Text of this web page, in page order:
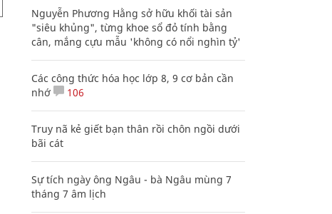
Nguyễn Phương Hằng sở hữu khối tài sản
"siêu khủng", từng khoe sổ đỏ tính bằng
cân, mắng cựu mẫu 'không có nổi nghìn tỷ'
Các công thức hóa học lớp 8, 9 cơ bản cần
nhớ
106
Truy nã kẻ giết bạn thân rồi chôn ngồi dưới
bãi cát
Sự tích ngày ông Ngâu - bà Ngâu mùng 7
tháng 7 âm lịch